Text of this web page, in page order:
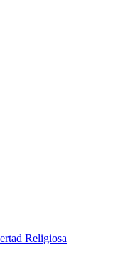
Religiosa